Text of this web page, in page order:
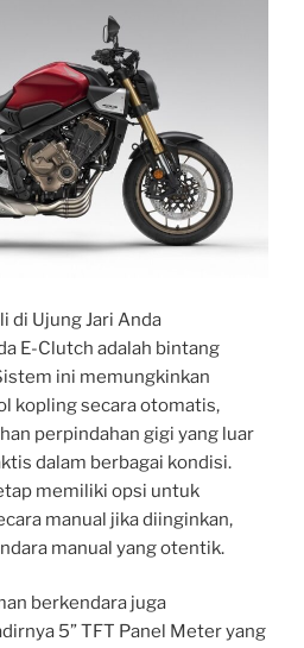
di Ujung Jari Anda
E-Clutch adalah bintang
ini memungkinkan
kopling secara otomatis,
perpindahan gigi yang luar
dalam berbagai kondisi.
memiliki opsi untuk
manual jika diinginkan,
manual yang otentik.
berkendara juga
5” TFT Panel Meter yang